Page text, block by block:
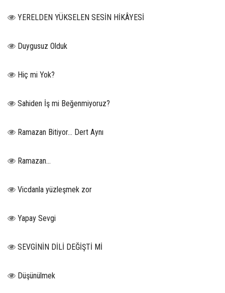
YERELDEN YÜKSELEN SESİN HİKÂYESİ
Duygusuz Olduk
Hiç mi Yok?
Sahiden İş mi Beğenmiyoruz?
Ramazan Bitiyor… Dert Aynı
Ramazan…
Vicdanla yüzleşmek zor
Yapay Sevgi
SEVGİNİN DİLİ DEĞİŞTİ Mİ
Düşünülmek